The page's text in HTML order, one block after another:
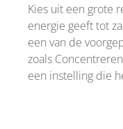
Kies uit een grote
energie geeft tot
een van de
zoals
een instelling die